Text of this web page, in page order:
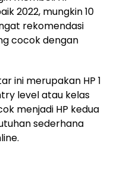
2022, mungkin 10
rekomendasi
cocok dengan
ini merupakan HP 1
level atau kelas
menjadi HP kedua
sederhana